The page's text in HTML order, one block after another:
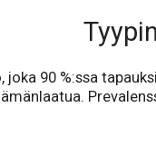
90 %:ssa